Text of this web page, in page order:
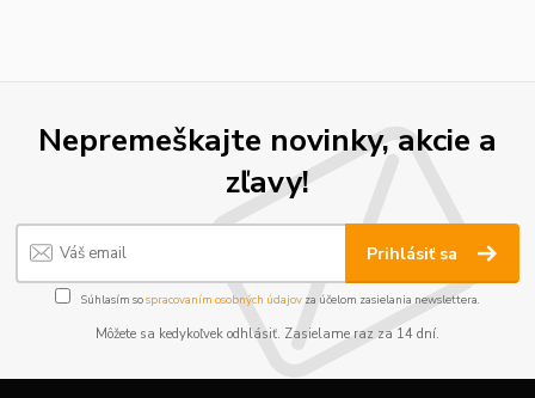
Nepremeškajte novinky, akcie a
zľavy!
Prihlásiť sa
Súhlasím sospracovaním osobných údajov za účelom zasielania newslettera.
Môžete sa kedykoľvek odhlásiť. Zasielame raz za 14 dní.